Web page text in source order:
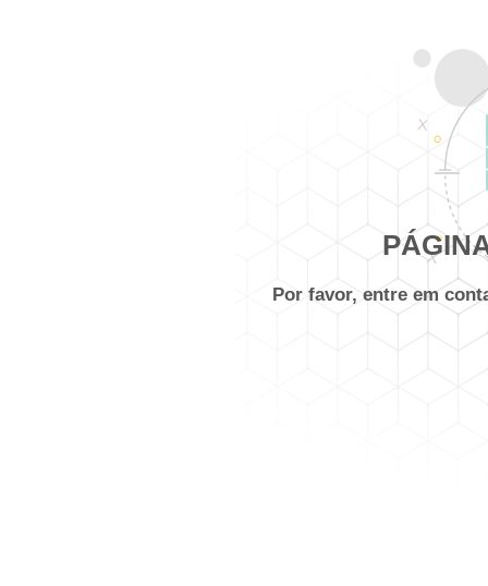
Por favor, entre em